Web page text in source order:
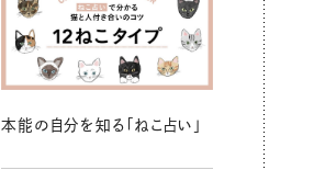
本能の自分を知る「ねこ占い」